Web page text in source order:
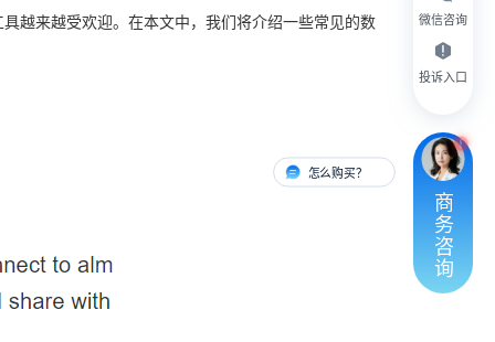
越来越受欢迎。在本文中，我们将介绍一些常见的数
微信咨询
投诉入口
怎么购买？ 有人对接
商
务
咨
询